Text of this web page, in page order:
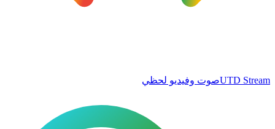
UTD Streamصوت وفيديو لحظي